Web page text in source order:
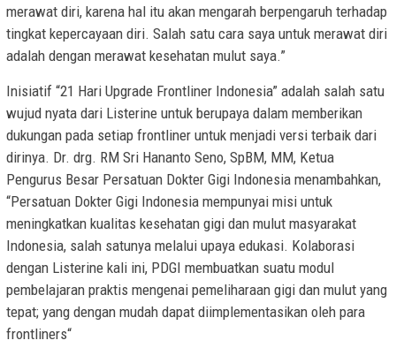
merawat diri, karena hal itu akan mengarah berpengaruh terhadap
tingkat kepercayaan diri. Salah satu cara saya untuk merawat diri
adalah dengan merawat kesehatan mulut saya.”
Inisiatif “21 Hari Upgrade Frontliner Indonesia” adalah salah satu
wujud nyata dari Listerine untuk berupaya dalam memberikan
dukungan pada setiap frontliner untuk menjadi versi terbaik dari
dirinya. Dr. drg. RM Sri Hananto Seno, SpBM, MM, Ketua
Pengurus Besar Persatuan Dokter Gigi Indonesia menambahkan,
“Persatuan Dokter Gigi Indonesia mempunyai misi untuk
meningkatkan kualitas kesehatan gigi dan mulut masyarakat
Indonesia, salah satunya melalui upaya edukasi. Kolaborasi
dengan Listerine kali ini, PDGI membuatkan suatu modul
pembelajaran praktis mengenai pemeliharaan gigi dan mulut yang
tepat; yang dengan mudah dapat diimplementasikan oleh para
frontliners“